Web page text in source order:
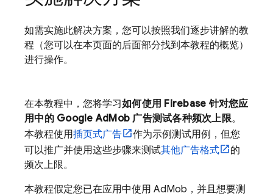
如需实施此解决方案，您可以按照我们逐步讲解的教
程（您可以在本页面的后面部分找到本教程的概览）
进行操作。
在本教程中，您将学习如何使用 Firebase 针对您应
用中的 Google AdMob 广告测试各种频次上限。
本教程使用插页式广告
作为示例测试用例，但您
可以推广并使用这些步骤来测试其他广告格式
的
频次上限。
本教程假定您已在应用中使用 AdMob ，并且想要测